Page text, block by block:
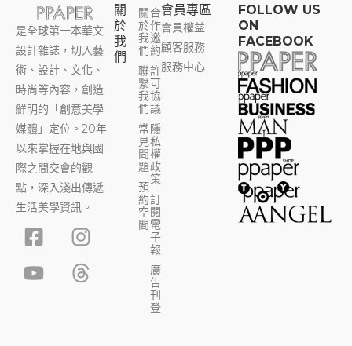
是全球第一本華文
設計雜誌，切入藝
術、設計、文化、
時尚等內容，創造
鮮明的「創意美學
媒體」定位。20年
以來掌握在地與國
際之間交會的觀
點，深入淺出傳遞
生活美學資訊。
F
a
c
I
n
s
t
Y
o
u
T
h
r
e
關
於
我
們
關
於
我
們
聯
繫
我
們
常
見
問
題
預
約
空
間
合
作
邀
約
許
可
協
議
隱
私
權
政
策
訂
閱
電
子
報
廣
告
刊
登
會員專區​
會員權益
顧客服務
服務中心
FOLLOW US
ON
FACEBOOK